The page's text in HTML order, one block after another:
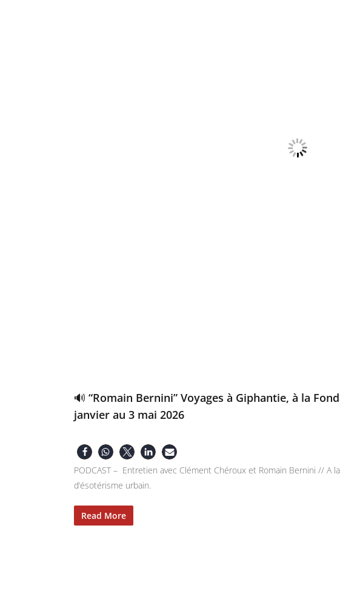
🔊 “Romain Bernini” Voyages à Giphantie, à la
janvier au 3 mai 2026
PODCAST – Entretien avec Clément Chéroux et Romain Bernini // A
d’ésotérisme urbain.
Read More